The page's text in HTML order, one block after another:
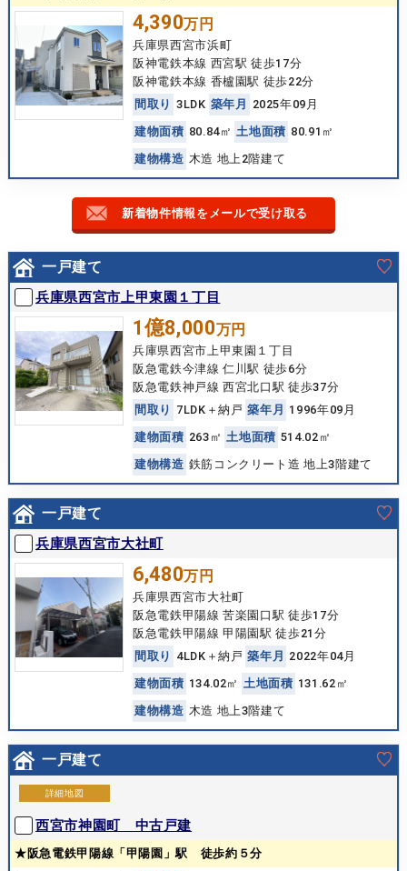
4,390万円
兵庫県西宮市浜町
阪神電鉄本線 西宮駅 徒歩17分
阪神電鉄本線 香櫨園駅 徒歩22分
間 取 り 3LDK 築年 月
2025年09月
建物面積 80.84㎡ 土地面積 80.91㎡
建物構造 木造 地上2階建て
新着物件情報をメールで受け取る
一戸建て
兵庫県西宮市上甲東園１丁目
1億8,000万円
兵庫県西宮市上甲東園１丁目
阪急電鉄今津線 仁川駅 徒歩6分
阪急電鉄神戸線 西宮北口駅 徒歩37分
間 取 り 7LDK＋納戸 築年 月 1996年09月
建物面積 263㎡ 土地面積 514.02㎡
建物構造 鉄筋コンクリート造 地上3階建て
一戸建て
兵庫県西宮市大社町
6,480万円
兵庫県西宮市大社町
阪急電鉄甲陽線 苦楽園口駅 徒歩17分
阪急電鉄甲陽線 甲陽園駅 徒歩21分
間 取 り 4LDK＋納戸 築年 月 2022年04月
建物面積 134.02㎡ 土地面積 131.62㎡
建物構造 木造 地上3階建て
一戸建て
詳細地図
西宮市神園町 中古戸建
★阪急電鉄甲陽線「甲陽園」駅 徒歩約５分